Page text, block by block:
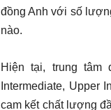
đồng Anh với số
nào.
Hiện tại, trung tâm
Intermediate, Upper
cam kết chất lượng